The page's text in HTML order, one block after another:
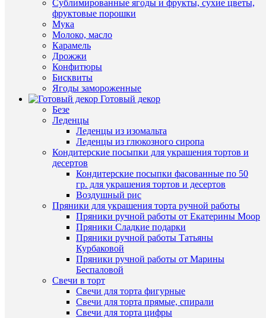
Сублимированные ягоды и фрукты, сухие цветы,
фруктовые порошки
Мука
Молоко, масло
Карамель
Дрожжи
Конфитюры
Бисквиты
Ягоды замороженные
Готовый декор
Безе
Леденцы
Леденцы из изомальта
Леденцы из глюкозного сиропа
Кондитерские посыпки для украшения тортов и
десертов
Кондитерские посыпки фасованные по 50
гр. для украшения тортов и десертов
Воздушный рис
Пряники для украшения торта ручной работы
Пряники ручной работы от Екатерины Моор
Пряники Сладкие подарки
Пряники ручной работы Татьяны
Курбаковой
Пряники ручной работы от Марины
Беспаловой
Свечи в торт
Свечи для торта фигурные
Свечи для торта прямые, спирали
Свечи для торта цифры
наличии
600
/
В
корзину